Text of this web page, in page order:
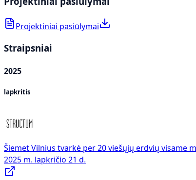
Projektiniai pasiūlymai
Straipsniai
2025
lapkritis
Šiemet Vilnius tvarkė per 20 viešųjų erdvių visame
2025 m. lapkričio 21 d.